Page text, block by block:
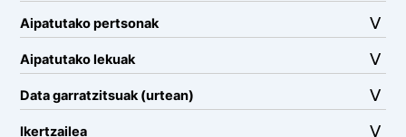
Aipatutako pertsonak
Aipatutako lekuak
Data garratzitsuak (urtean)
Ikertzailea